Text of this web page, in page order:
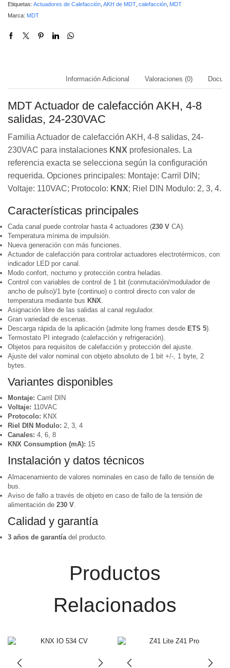
Etiquetas: Actuadores de Calefacción AKH de MDT calefacción MDT
Marca: MDT
Información Adicional Valoraciones (0)
MDT Actuador de calefacción AKH, 4-8
salidas, 24-230VAC
Familia Actuador de calefacción AKH, 4-8 salidas, 24-
230VAC para instalaciones KNX profesionales. La
referencia exacta se selecciona según la configuración
requerida. Opciones principales: Montaje: Carril DIN;
Voltaje: 110VAC; Protocolo: KNX; Riel DIN Modulo: 2, 3, 4.
Características principales
Cada canal puede controlar hasta 4 actuadores (230 V CA).
Temperatura mínima de impulsión.
Nueva generación con más funciones.
Actuador de calefacción para controlar actuadores electrotérmicos, con
indicador LED por canal.
Modo confort, nocturno y protección contra heladas.
Control con variables de control de 1 bit (conmutación/modulador de
ancho de pulso)/1 byte (continuo) o control directo con valor de
temperatura mediante bus KNX.
Asignación libre de las salidas al canal regulador.
Gran variedad de escenas.
Descarga rápida de la aplicación (admite long frames desde ETS 5).
Termostato PI integrado (calefacción y refrigeración).
Objetos para requisitos de calefacción y protección del ajuste.
Ajuste del valor nominal con objeto absoluto de 1 bit +/-, 1 byte, 2
bytes.
Variantes disponibles
Montaje: Carril DIN
Voltaje: 110VAC
Protocolo: KNX
Riel DIN Modulo: 2, 3, 4
Canales: 4, 6, 8
KNX Consumption (mA): 15
Instalación y datos técnicos
Almacenamiento de valores nominales en caso de fallo de tensión de
bus.
Aviso de fallo a través de objeto en caso de fallo de la tensión de
alimentación de 230 V
Calidad y garantía
3 años de garantía del producto.
Productos
Relacionados